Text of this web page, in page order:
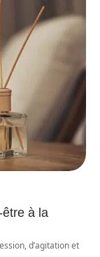
à la
d’agitation et